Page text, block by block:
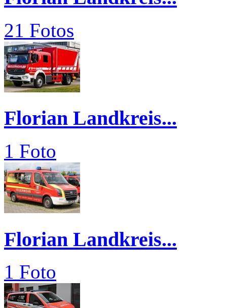
21 Fotos
Florian Landkreis...
1 Foto
Florian Landkreis...
1 Foto